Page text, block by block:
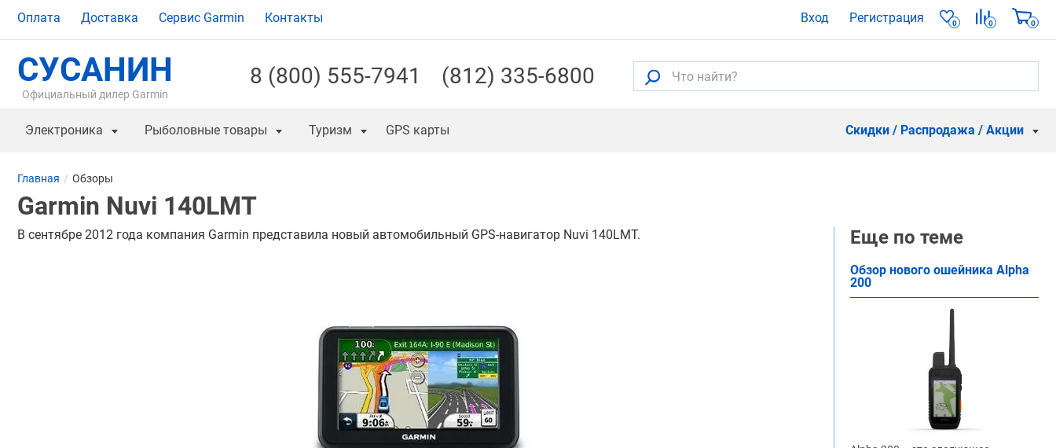
Оплата Доставка Сервис Garmin Контакты Вход Регистрация 0 0 0
СУСАНИН
Официальный дилер Garmin
8 (800) 555-7941 (812) 335-6800
Электроника Рыболовные товары Туризм GPS карты Скидки / Распродажа / Акции
Главная Обзоры
Garmin Nuvi 140LMT
В сентябре 2012 года компания Garmin представила новый автомобильный GPS-навигатор Nuvi 140LMT. Еще по теме
Обзор нового ошейника Alpha
200